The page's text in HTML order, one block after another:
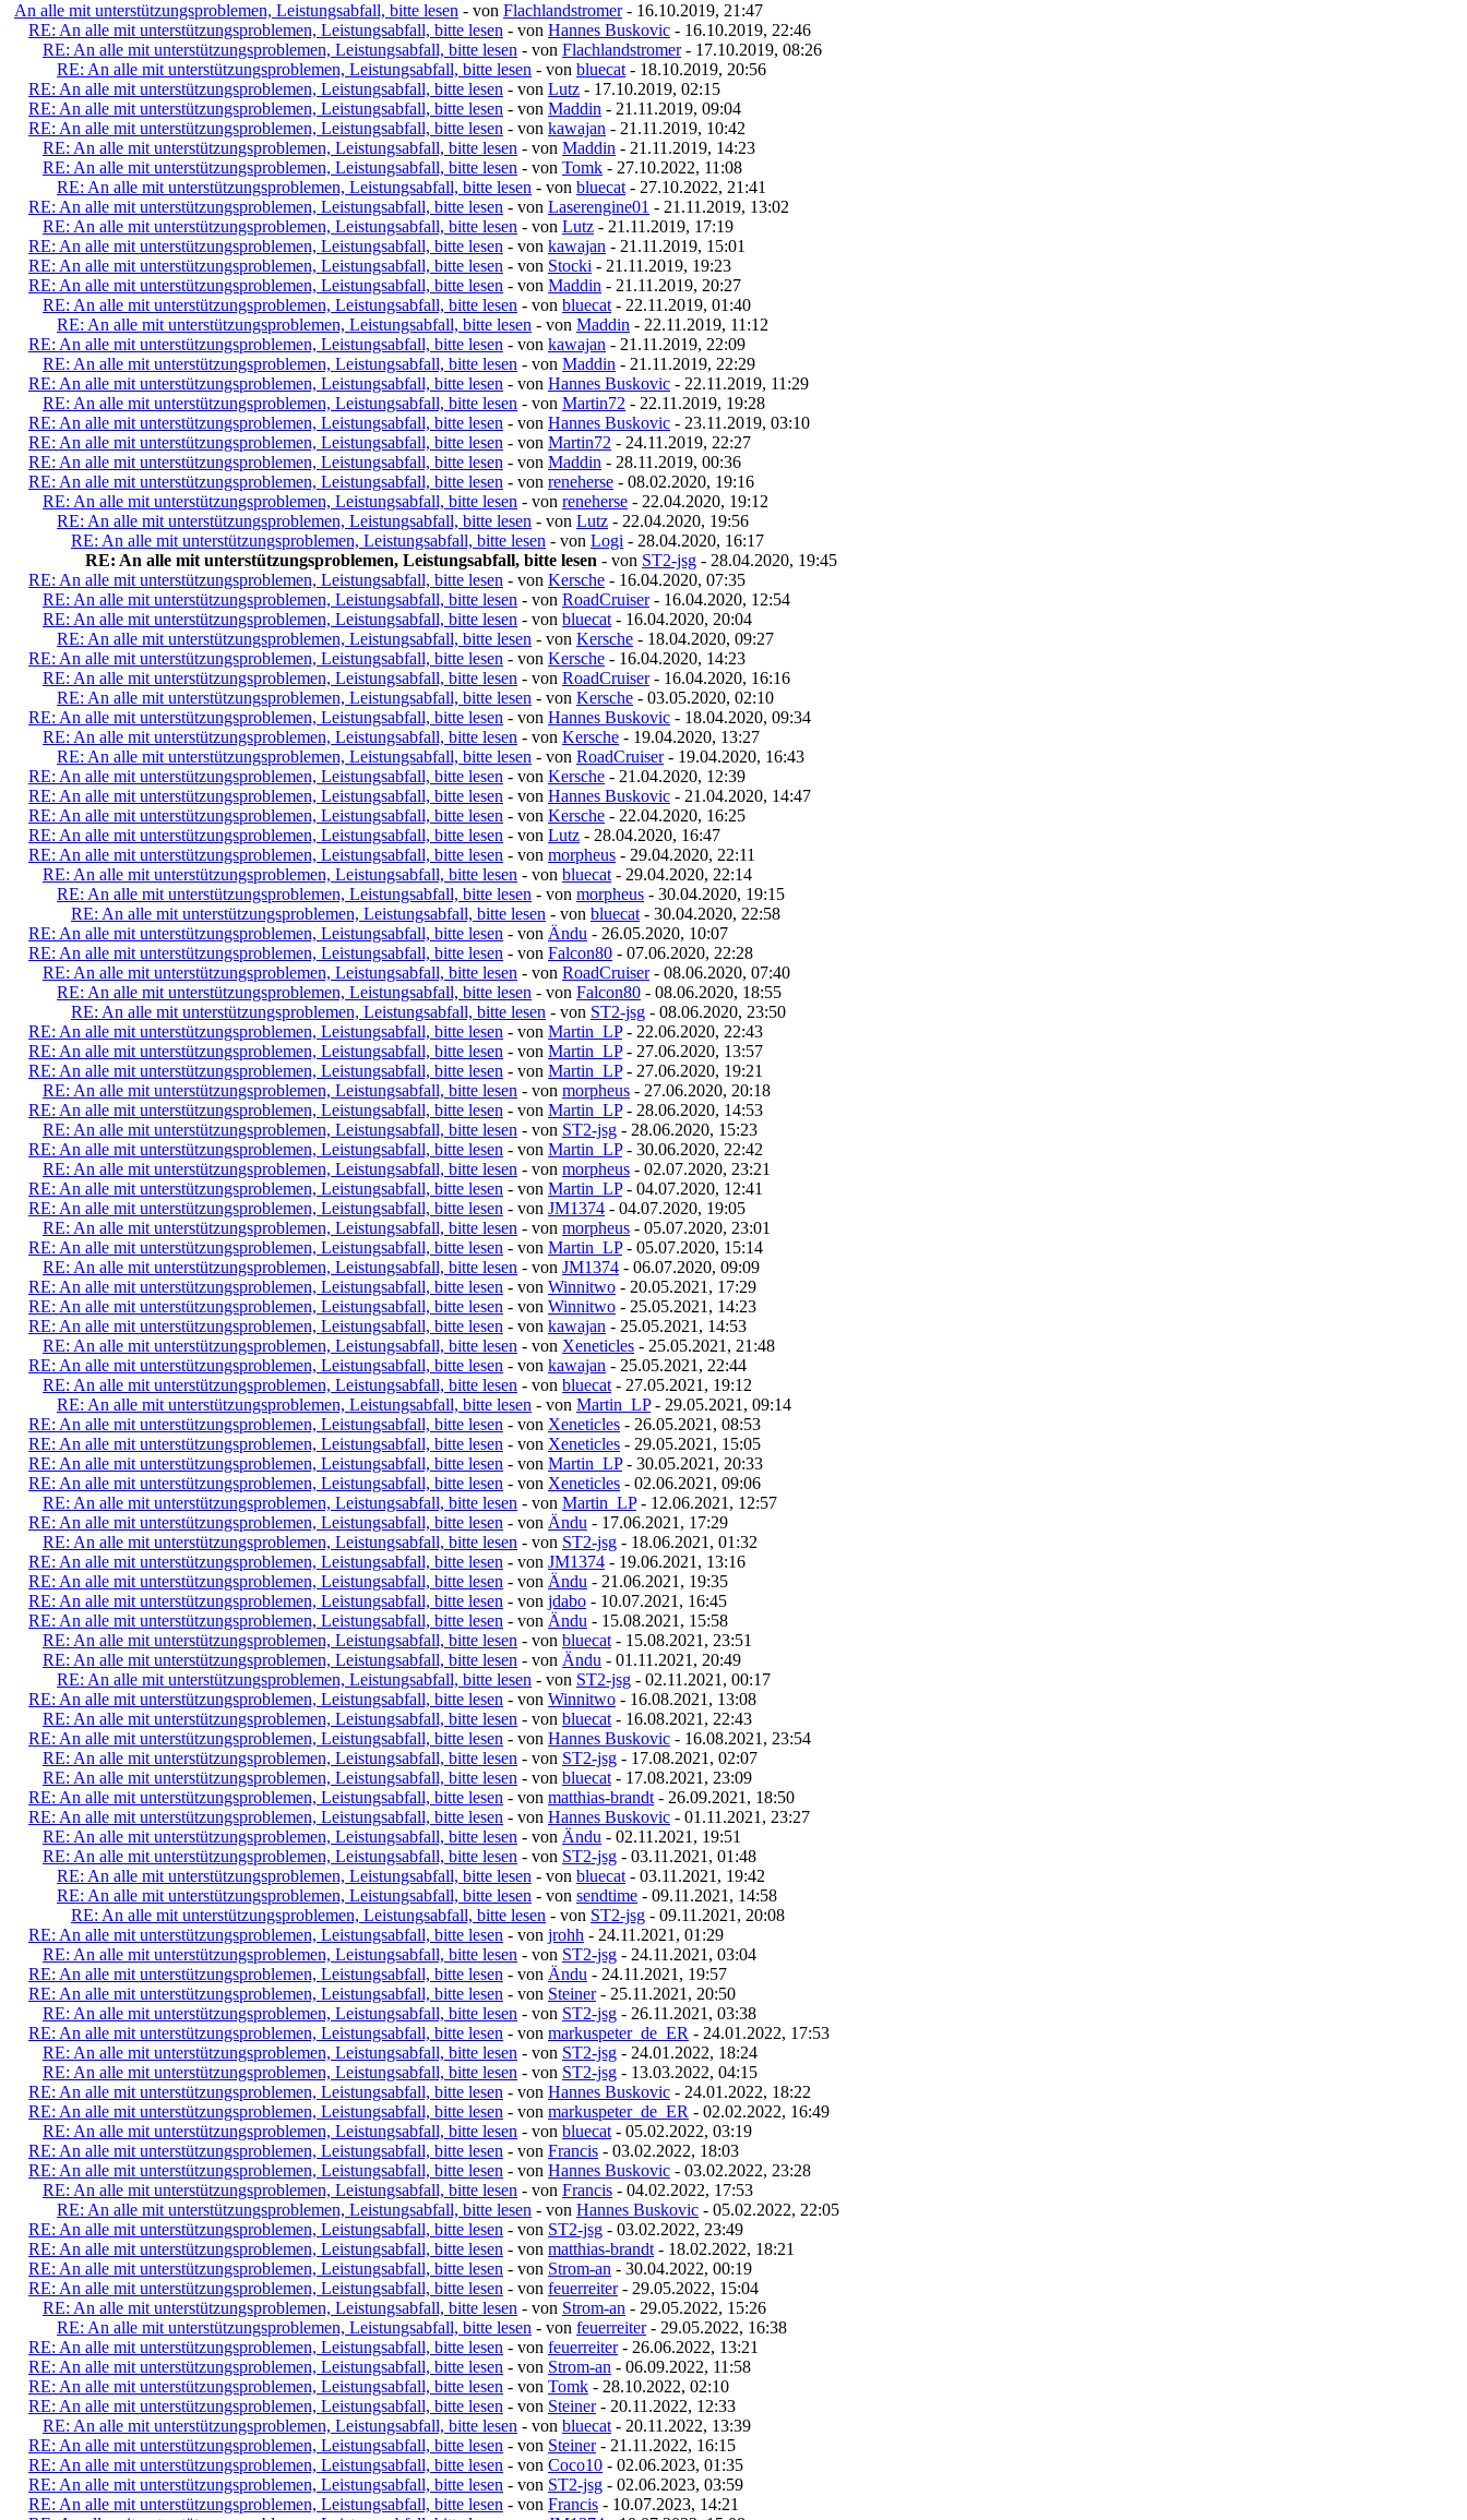
An alle mit unterstützungsproblemen, Leistungsabfall, bitte lesen - von Flachlandstromer- 16.10.2019, 21:47
RE: An alle mit unterstützungsproblemen, Leistungsabfall, bitte lesen - von Hannes Buskovic - 16.10.2019, 22:46
RE: An alle mit unterstützungsproblemen, Leistungsabfall, bitte lesen - von Flachlandstromer- 17.10.2019, 08:26
RE: An alle mit unterstützungsproblemen, Leistungsabfall, bitte lesen - von bluecat - 18.10.2019, 20:56
RE: An alle mit unterstützungsproblemen, Leistungsabfall, bitte lesen - von Lutz - 17.10.2019, 02:15
RE: An alle mit unterstützungsproblemen, Leistungsabfall, bitte lesen - von Maddin - 21.11.2019, 09:04
RE: An alle mit unterstützungsproblemen, Leistungsabfall, bitte lesen - von kawajan - 21.11.2019, 10:42
RE: An alle mit unterstützungsproblemen, Leistungsabfall, bitte lesen - von Maddin - 21.11.2019, 14:23
RE: An alle mit unterstützungsproblemen, Leistungsabfall, bitte lesen - von Tomk - 27.10.2022, 11:08
RE: An alle mit unterstützungsproblemen, Leistungsabfall, bitte lesen - von bluecat - 27.10.2022, 21:41
RE: An alle mit unterstützungsproblemen, Leistungsabfall, bitte lesen - von Laserengine01 - 21.11.2019, 13:02
RE: An alle mit unterstützungsproblemen, Leistungsabfall, bitte lesen - von Lutz - 21.11.2019, 17:19
RE: An alle mit unterstützungsproblemen, Leistungsabfall, bitte lesen - von kawajan - 21.11.2019, 15:01
RE: An alle mit unterstützungsproblemen, Leistungsabfall, bitte lesen - von Stocki - 21.11.2019, 19:23
RE: An alle mit unterstützungsproblemen, Leistungsabfall, bitte lesen - von Maddin - 21.11.2019, 20:27
RE: An alle mit unterstützungsproblemen, Leistungsabfall, bitte lesen - von bluecat - 22.11.2019, 01:40
RE: An alle mit unterstützungsproblemen, Leistungsabfall, bitte lesen - von Maddin - 22.11.2019, 11:12
RE: An alle mit unterstützungsproblemen, Leistungsabfall, bitte lesen - von kawajan - 21.11.2019, 22:09
RE: An alle mit unterstützungsproblemen, Leistungsabfall, bitte lesen - von Maddin - 21.11.2019, 22:29
RE: An alle mit unterstützungsproblemen, Leistungsabfall, bitte lesen - von Hannes Buskovic - 22.11.2019, 11:29
RE: An alle mit unterstützungsproblemen, Leistungsabfall, bitte lesen - von Martin72 - 22.11.2019, 19:28
RE: An alle mit unterstützungsproblemen, Leistungsabfall, bitte lesen - von Hannes Buskovic - 23.11.2019, 03:10
RE: An alle mit unterstützungsproblemen, Leistungsabfall, bitte lesen - von Martin72 - 24.11.2019, 22:27
RE: An alle mit unterstützungsproblemen, Leistungsabfall, bitte lesen - von Maddin - 28.11.2019, 00:36
RE: An alle mit unterstützungsproblemen, Leistungsabfall, bitte lesen - von reneherse - 08.02.2020, 19:16
RE: An alle mit unterstützungsproblemen, Leistungsabfall, bitte lesen - von reneherse - 22.04.2020, 19:12
RE: An alle mit unterstützungsproblemen, Leistungsabfall, bitte lesen - von Lutz - 22.04.2020, 19:56
RE: An alle mit unterstützungsproblemen, Leistungsabfall, bitte lesen - von Logi - 28.04.2020, 16:17
RE: An alle mit unterstützungsproblemen, Leistungsabfall, bitte lesen - von ST2-jsg - 28.04.2020, 19:45
RE: An alle mit unterstützungsproblemen, Leistungsabfall, bitte lesen - von Kersche - 16.04.2020, 07:35
RE: An alle mit unterstützungsproblemen, Leistungsabfall, bitte lesen - von RoadCruiser- 16.04.2020, 12:54
RE: An alle mit unterstützungsproblemen, Leistungsabfall, bitte lesen - von bluecat - 16.04.2020, 20:04
RE: An alle mit unterstützungsproblemen, Leistungsabfall, bitte lesen - von Kersche - 18.04.2020, 09:27
RE: An alle mit unterstützungsproblemen, Leistungsabfall, bitte lesen - von Kersche - 16.04.2020, 14:23
RE: An alle mit unterstützungsproblemen, Leistungsabfall, bitte lesen - von RoadCruiser- 16.04.2020, 16:16
RE: An alle mit unterstützungsproblemen, Leistungsabfall, bitte lesen - von Kersche - 03.05.2020, 02:10
RE: An alle mit unterstützungsproblemen, Leistungsabfall, bitte lesen - von Hannes Buskovic - 18.04.2020, 09:34
RE: An alle mit unterstützungsproblemen, Leistungsabfall, bitte lesen - von Kersche - 19.04.2020, 13:27
RE: An alle mit unterstützungsproblemen, Leistungsabfall, bitte lesen - von RoadCruiser- 19.04.2020, 16:43
RE: An alle mit unterstützungsproblemen, Leistungsabfall, bitte lesen - von Kersche - 21.04.2020, 12:39
RE: An alle mit unterstützungsproblemen, Leistungsabfall, bitte lesen - von Hannes Buskovic - 21.04.2020, 14:47
RE: An alle mit unterstützungsproblemen, Leistungsabfall, bitte lesen - von Kersche - 22.04.2020, 16:25
RE: An alle mit unterstützungsproblemen, Leistungsabfall, bitte lesen - von Lutz - 28.04.2020, 16:47
RE: An alle mit unterstützungsproblemen, Leistungsabfall, bitte lesen - von morpheus - 29.04.2020, 22:11
RE: An alle mit unterstützungsproblemen, Leistungsabfall, bitte lesen - von bluecat - 29.04.2020, 22:14
RE: An alle mit unterstützungsproblemen, Leistungsabfall, bitte lesen - von morpheus - 30.04.2020, 19:15
RE: An alle mit unterstützungsproblemen, Leistungsabfall, bitte lesen - von bluecat - 30.04.2020, 22:58
RE: An alle mit unterstützungsproblemen, Leistungsabfall, bitte lesen - von Ändu - 26.05.2020, 10:07
RE: An alle mit unterstützungsproblemen, Leistungsabfall, bitte lesen - von Falcon80 - 07.06.2020, 22:28
RE: An alle mit unterstützungsproblemen, Leistungsabfall, bitte lesen - von RoadCruiser- 08.06.2020, 07:40
RE: An alle mit unterstützungsproblemen, Leistungsabfall, bitte lesen - von Falcon80 - 08.06.2020, 18:55
RE: An alle mit unterstützungsproblemen, Leistungsabfall, bitte lesen - von ST2-jsg - 08.06.2020, 23:50
RE: An alle mit unterstützungsproblemen, Leistungsabfall, bitte lesen - von Martin_LP- 22.06.2020, 22:43
RE: An alle mit unterstützungsproblemen, Leistungsabfall, bitte lesen - von Martin_LP- 27.06.2020, 13:57
RE: An alle mit unterstützungsproblemen, Leistungsabfall, bitte lesen - von Martin_LP- 27.06.2020, 19:21
RE: An alle mit unterstützungsproblemen, Leistungsabfall, bitte lesen - von morpheus - 27.06.2020, 20:18
RE: An alle mit unterstützungsproblemen, Leistungsabfall, bitte lesen - von Martin_LP- 28.06.2020, 14:53
RE: An alle mit unterstützungsproblemen, Leistungsabfall, bitte lesen - von ST2-jsg - 28.06.2020, 15:23
RE: An alle mit unterstützungsproblemen, Leistungsabfall, bitte lesen - von Martin_LP- 30.06.2020, 22:42
RE: An alle mit unterstützungsproblemen, Leistungsabfall, bitte lesen - von morpheus - 02.07.2020, 23:21
RE: An alle mit unterstützungsproblemen, Leistungsabfall, bitte lesen - von Martin_LP- 04.07.2020, 12:41
RE: An alle mit unterstützungsproblemen, Leistungsabfall, bitte lesen - von JM1374 - 04.07.2020, 19:05
RE: An alle mit unterstützungsproblemen, Leistungsabfall, bitte lesen - von morpheus - 05.07.2020, 23:01
RE: An alle mit unterstützungsproblemen, Leistungsabfall, bitte lesen - von Martin_LP- 05.07.2020, 15:14
RE: An alle mit unterstützungsproblemen, Leistungsabfall, bitte lesen - von JM1374 - 06.07.2020, 09:09
RE: An alle mit unterstützungsproblemen, Leistungsabfall, bitte lesen - von Winnitwo - 20.05.2021, 17:29
RE: An alle mit unterstützungsproblemen, Leistungsabfall, bitte lesen - von Winnitwo - 25.05.2021, 14:23
RE: An alle mit unterstützungsproblemen, Leistungsabfall, bitte lesen - von kawajan - 25.05.2021, 14:53
RE: An alle mit unterstützungsproblemen, Leistungsabfall, bitte lesen - von Xeneticles - 25.05.2021, 21:48
RE: An alle mit unterstützungsproblemen, Leistungsabfall, bitte lesen - von kawajan - 25.05.2021, 22:44
RE: An alle mit unterstützungsproblemen, Leistungsabfall, bitte lesen - von bluecat - 27.05.2021, 19:12
RE: An alle mit unterstützungsproblemen, Leistungsabfall, bitte lesen - von Martin_LP- 29.05.2021, 09:14
RE: An alle mit unterstützungsproblemen, Leistungsabfall, bitte lesen - von Xeneticles - 26.05.2021, 08:53
RE: An alle mit unterstützungsproblemen, Leistungsabfall, bitte lesen - von Xeneticles - 29.05.2021, 15:05
RE: An alle mit unterstützungsproblemen, Leistungsabfall, bitte lesen - von Martin_LP- 30.05.2021, 20:33
RE: An alle mit unterstützungsproblemen, Leistungsabfall, bitte lesen - von Xeneticles - 02.06.2021, 09:06
RE: An alle mit unterstützungsproblemen, Leistungsabfall, bitte lesen - von Martin_LP- 12.06.2021, 12:57
RE: An alle mit unterstützungsproblemen, Leistungsabfall, bitte lesen - von Ändu - 17.06.2021, 17:29
RE: An alle mit unterstützungsproblemen, Leistungsabfall, bitte lesen - von ST2-jsg - 18.06.2021, 01:32
RE: An alle mit unterstützungsproblemen, Leistungsabfall, bitte lesen - von JM1374 - 19.06.2021, 13:16
RE: An alle mit unterstützungsproblemen, Leistungsabfall, bitte lesen - von Ändu - 21.06.2021, 19:35
RE: An alle mit unterstützungsproblemen, Leistungsabfall, bitte lesen - von jdabo - 10.07.2021, 16:45
RE: An alle mit unterstützungsproblemen, Leistungsabfall, bitte lesen - von Ändu - 15.08.2021, 15:58
RE: An alle mit unterstützungsproblemen, Leistungsabfall, bitte lesen - von bluecat - 15.08.2021, 23:51
RE: An alle mit unterstützungsproblemen, Leistungsabfall, bitte lesen - von Ändu - 01.11.2021, 20:49
RE: An alle mit unterstützungsproblemen, Leistungsabfall, bitte lesen - von ST2-jsg - 02.11.2021, 00:17
RE: An alle mit unterstützungsproblemen, Leistungsabfall, bitte lesen - von Winnitwo - 16.08.2021, 13:08
RE: An alle mit unterstützungsproblemen, Leistungsabfall, bitte lesen - von bluecat - 16.08.2021, 22:43
RE: An alle mit unterstützungsproblemen, Leistungsabfall, bitte lesen - von Hannes Buskovic - 16.08.2021, 23:54
RE: An alle mit unterstützungsproblemen, Leistungsabfall, bitte lesen - von ST2-jsg - 17.08.2021, 02:07
RE: An alle mit unterstützungsproblemen, Leistungsabfall, bitte lesen - von bluecat - 17.08.2021, 23:09
RE: An alle mit unterstützungsproblemen, Leistungsabfall, bitte lesen - von matthias-brandt - 26.09.2021, 18:50
RE: An alle mit unterstützungsproblemen, Leistungsabfall, bitte lesen - von Hannes Buskovic - 01.11.2021, 23:27
RE: An alle mit unterstützungsproblemen, Leistungsabfall, bitte lesen - von Ändu - 02.11.2021, 19:51
RE: An alle mit unterstützungsproblemen, Leistungsabfall, bitte lesen - von ST2-jsg - 03.11.2021, 01:48
RE: An alle mit unterstützungsproblemen, Leistungsabfall, bitte lesen - von bluecat - 03.11.2021, 19:42
RE: An alle mit unterstützungsproblemen, Leistungsabfall, bitte lesen - von sendtime - 09.11.2021, 14:58
RE: An alle mit unterstützungsproblemen, Leistungsabfall, bitte lesen - von ST2-jsg - 09.11.2021, 20:08
RE: An alle mit unterstützungsproblemen, Leistungsabfall, bitte lesen - von jrohh - 24.11.2021, 01:29
RE: An alle mit unterstützungsproblemen, Leistungsabfall, bitte lesen - von ST2-jsg - 24.11.2021, 03:04
RE: An alle mit unterstützungsproblemen, Leistungsabfall, bitte lesen - von Ändu - 24.11.2021, 19:57
RE: An alle mit unterstützungsproblemen, Leistungsabfall, bitte lesen - von Steiner- 25.11.2021, 20:50
RE: An alle mit unterstützungsproblemen, Leistungsabfall, bitte lesen - von ST2-jsg - 26.11.2021, 03:38
RE: An alle mit unterstützungsproblemen, Leistungsabfall, bitte lesen - von markuspeter_de_ER - 24.01.2022, 17:53
RE: An alle mit unterstützungsproblemen, Leistungsabfall, bitte lesen - von ST2-jsg - 24.01.2022, 18:24
RE: An alle mit unterstützungsproblemen, Leistungsabfall, bitte lesen - von ST2-jsg - 13.03.2022, 04:15
RE: An alle mit unterstützungsproblemen, Leistungsabfall, bitte lesen - von Hannes Buskovic - 24.01.2022, 18:22
RE: An alle mit unterstützungsproblemen, Leistungsabfall, bitte lesen - von markuspeter_de_ER - 02.02.2022, 16:49
RE: An alle mit unterstützungsproblemen, Leistungsabfall, bitte lesen - von bluecat - 05.02.2022, 03:19
RE: An alle mit unterstützungsproblemen, Leistungsabfall, bitte lesen - von Francis - 03.02.2022, 18:03
RE: An alle mit unterstützungsproblemen, Leistungsabfall, bitte lesen - von Hannes Buskovic - 03.02.2022, 23:28
RE: An alle mit unterstützungsproblemen, Leistungsabfall, bitte lesen - von Francis - 04.02.2022, 17:53
RE: An alle mit unterstützungsproblemen, Leistungsabfall, bitte lesen - von Hannes Buskovic - 05.02.2022, 22:05
RE: An alle mit unterstützungsproblemen, Leistungsabfall, bitte lesen - von ST2-jsg - 03.02.2022, 23:49
RE: An alle mit unterstützungsproblemen, Leistungsabfall, bitte lesen - von matthias-brandt - 18.02.2022, 18:21
RE: An alle mit unterstützungsproblemen, Leistungsabfall, bitte lesen - von Strom-an - 30.04.2022, 00:19
RE: An alle mit unterstützungsproblemen, Leistungsabfall, bitte lesen - von feuerreiter- 29.05.2022, 15:04
RE: An alle mit unterstützungsproblemen, Leistungsabfall, bitte lesen - von Strom-an - 29.05.2022, 15:26
RE: An alle mit unterstützungsproblemen, Leistungsabfall, bitte lesen - von feuerreiter- 29.05.2022, 16:38
RE: An alle mit unterstützungsproblemen, Leistungsabfall, bitte lesen - von feuerreiter- 26.06.2022, 13:21
RE: An alle mit unterstützungsproblemen, Leistungsabfall, bitte lesen - von Strom-an - 06.09.2022, 11:58
RE: An alle mit unterstützungsproblemen, Leistungsabfall, bitte lesen - von Tomk - 28.10.2022, 02:10
RE: An alle mit unterstützungsproblemen, Leistungsabfall, bitte lesen - von Steiner- 20.11.2022, 12:33
RE: An alle mit unterstützungsproblemen, Leistungsabfall, bitte lesen - von bluecat - 20.11.2022, 13:39
RE: An alle mit unterstützungsproblemen, Leistungsabfall, bitte lesen - von Steiner- 21.11.2022, 16:15
RE: An alle mit unterstützungsproblemen, Leistungsabfall, bitte lesen - von Coco10 - 02.06.2023, 01:35
RE: An alle mit unterstützungsproblemen, Leistungsabfall, bitte lesen - von ST2-jsg - 02.06.2023, 03:59
RE: An alle mit unterstützungsproblemen, Leistungsabfall, bitte lesen - von Francis - 10.07.2023, 14:21